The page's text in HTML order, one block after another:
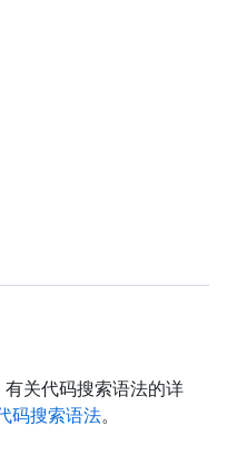
关代码搜索语法的详
码搜索语法。